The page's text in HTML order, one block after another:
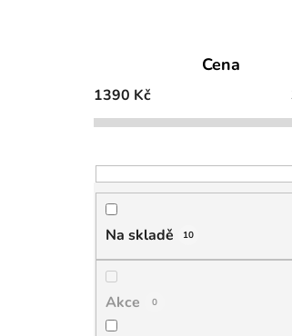
Cena
1390 Kč
Na skladě 10
Akce 0